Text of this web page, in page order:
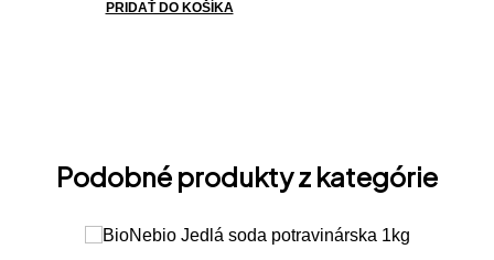
PRIDAŤ DO KOŠÍKA
Podobné produkty z kategórie